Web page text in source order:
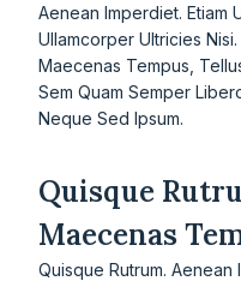
Aenean Imperdiet. Etiam
Ullamcorper Ultricies Nisi.
Maecenas Tempus,
Sem Quam Semper
Neque Sed Ipsum.
Quisque
Maecenas
Quisque Rutrum. Aenean